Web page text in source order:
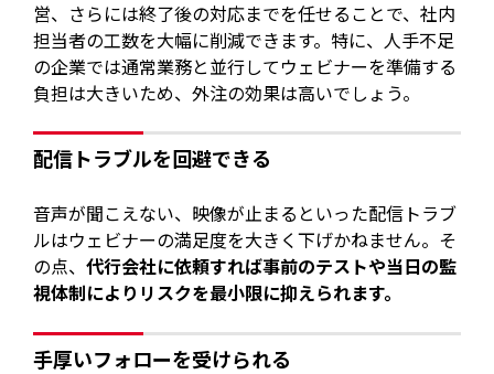
営、さらには終了後の対応までを任せることで、社内
担当者の工数を大幅に削減できます。特に、人手不足
の企業では通常業務と並行してウェビナーを準備する
負担は大きいため、外注の効果は高いでしょう。
配信トラブルを回避できる
音声が聞こえない、映像が止まるといった配信トラブ
ルはウェビナーの満足度を大きく下げかねません。そ
の点、代行会社に依頼すれば事前のテストや当日の監
視体制によりリスクを最小限に抑えられます。
手厚いフォローを受けられる